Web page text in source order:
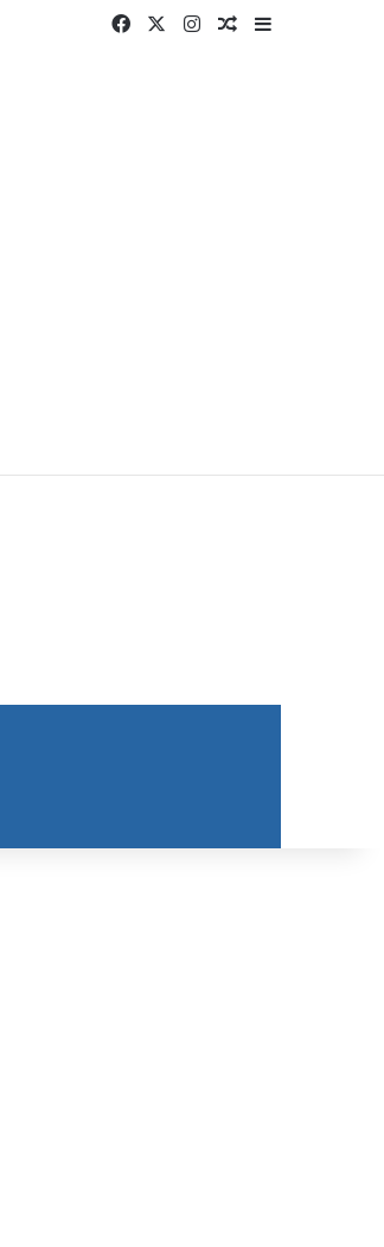
FacebookInstagramArtigo aleatório
Barra Lateral